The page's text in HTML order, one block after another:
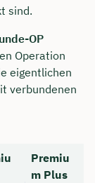
sind.
OP
Operation
eigentlichen
verbundenen
Premiu
m Plus